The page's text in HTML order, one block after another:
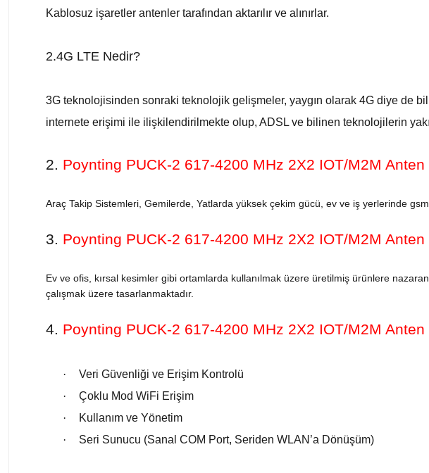
Kablosuz işaretler antenler tarafından aktarılır ve alınırlar.
2.4G LTE Nedir?
3G teknolojisinden sonraki teknolojik gelişmeler, yaygın olarak 4G diye de
internete erişimi ile ilişkilendirilmekte olup, ADSL ve bilinen teknolojilerin
2. Poynting PUCK-2 617-4200 MHz 2X2 IOT/M2M Anten
Araç Takip Sistemleri, Gemilerde, Yatlarda yüksek çekim gücü, ev ve iş yerlerinde
3. Poynting PUCK-2 617-4200 MHz 2X2 IOT/M2M Anten
Ev ve ofis, kırsal kesimler gibi ortamlarda kullanılmak üzere üretilmiş ürünlere
çalışmak üzere tasarlanmaktadır.
4. Poynting PUCK-2 617-4200 MHz 2X2 IOT/M2M Anten
·
Veri Güvenliği ve Erişim Kontrolü
·
Çoklu Mod WiFi Erişim
·
Kullanım ve Yönetim
·
Seri Sunucu (Sanal COM Port, Seriden WLAN’a Dönüşüm)